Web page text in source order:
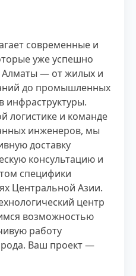
современные и
уже успешно
Алматы — от жилых и
до промышленных
инфраструктуры.
логистике и команде
инженеров, мы
доставку
консультацию и
специфики
Центральной Азии.
центр
возможностью
работу
Ваш проект —